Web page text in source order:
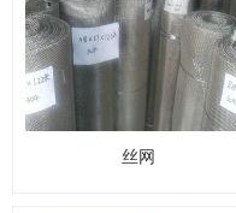
丝网